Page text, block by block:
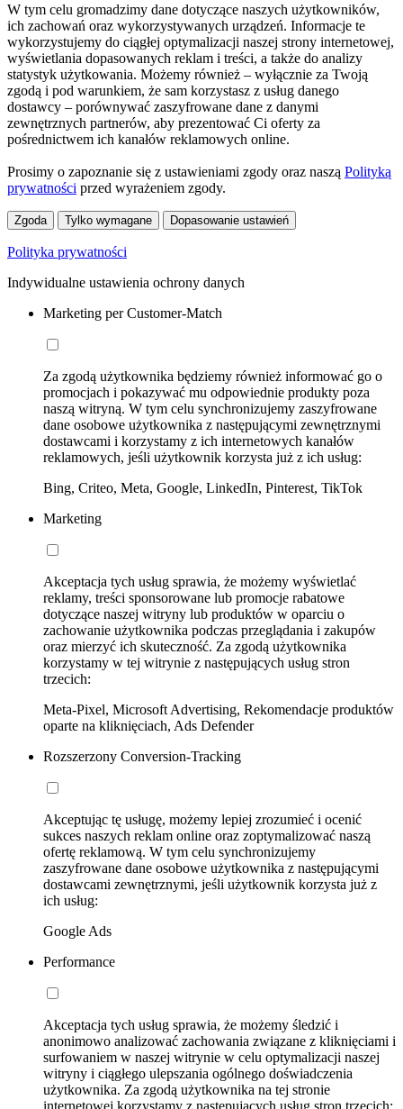
W tym celu gromadzimy dane dotyczące naszych użytkowników,
ich zachowań oraz wykorzystywanych urządzeń. Informacje te
wykorzystujemy do ciągłej optymalizacji naszej strony internetowej,
wyświetlania dopasowanych reklam i treści, a także do analizy
statystyk użytkowania. Możemy również – wyłącznie za Twoją
zgodą i pod warunkiem, że sam korzystasz z usług danego
dostawcy – porównywać zaszyfrowane dane z danymi
zewnętrznych partnerów, aby prezentować Ci oferty za
pośrednictwem ich kanałów reklamowych online.
Prosimy o zapoznanie się z ustawieniami zgody oraz naszą Polityką
prywatności przed wyrażeniem zgody.
Zgoda Tylko wymagane Dopasowanie ustawień
Polityka prywatności
Indywidualne ustawienia ochrony danych
Marketing per Customer-Match
Za zgodą użytkownika będziemy również informować go o
promocjach i pokazywać mu odpowiednie produkty poza
naszą witryną. W tym celu synchronizujemy zaszyfrowane
dane osobowe użytkownika z następującymi zewnętrznymi
dostawcami i korzystamy z ich internetowych kanałów
reklamowych, jeśli użytkownik korzysta już z ich usług:
Bing, Criteo, Meta, Google, LinkedIn, Pinterest, TikTok
Marketing
Akceptacja tych usług sprawia, że możemy wyświetlać
reklamy, treści sponsorowane lub promocje rabatowe
dotyczące naszej witryny lub produktów w oparciu o
zachowanie użytkownika podczas przeglądania i zakupów
oraz mierzyć ich skuteczność. Za zgodą użytkownika
korzystamy w tej witrynie z następujących usług stron
trzecich:
Meta-Pixel, Microsoft Advertising, Rekomendacje produktów
oparte na kliknięciach, Ads Defender
Rozszerzony Conversion-Tracking
Akceptując tę usługę, możemy lepiej zrozumieć i ocenić
sukces naszych reklam online oraz zoptymalizować naszą
ofertę reklamową. W tym celu synchronizujemy
zaszyfrowane dane osobowe użytkownika z następującymi
dostawcami zewnętrznymi, jeśli użytkownik korzysta już z
ich usług:
Google Ads
Performance
Akceptacja tych usług sprawia, że możemy śledzić i
anonimowo analizować zachowania związane z kliknięciami i
surfowaniem w naszej witrynie w celu optymalizacji naszej
witryny i ciągłego ulepszania ogólnego doświadczenia
użytkownika. Za zgodą użytkownika na tej stronie
internetowej korzystamy z następujących usług stron trzecich: